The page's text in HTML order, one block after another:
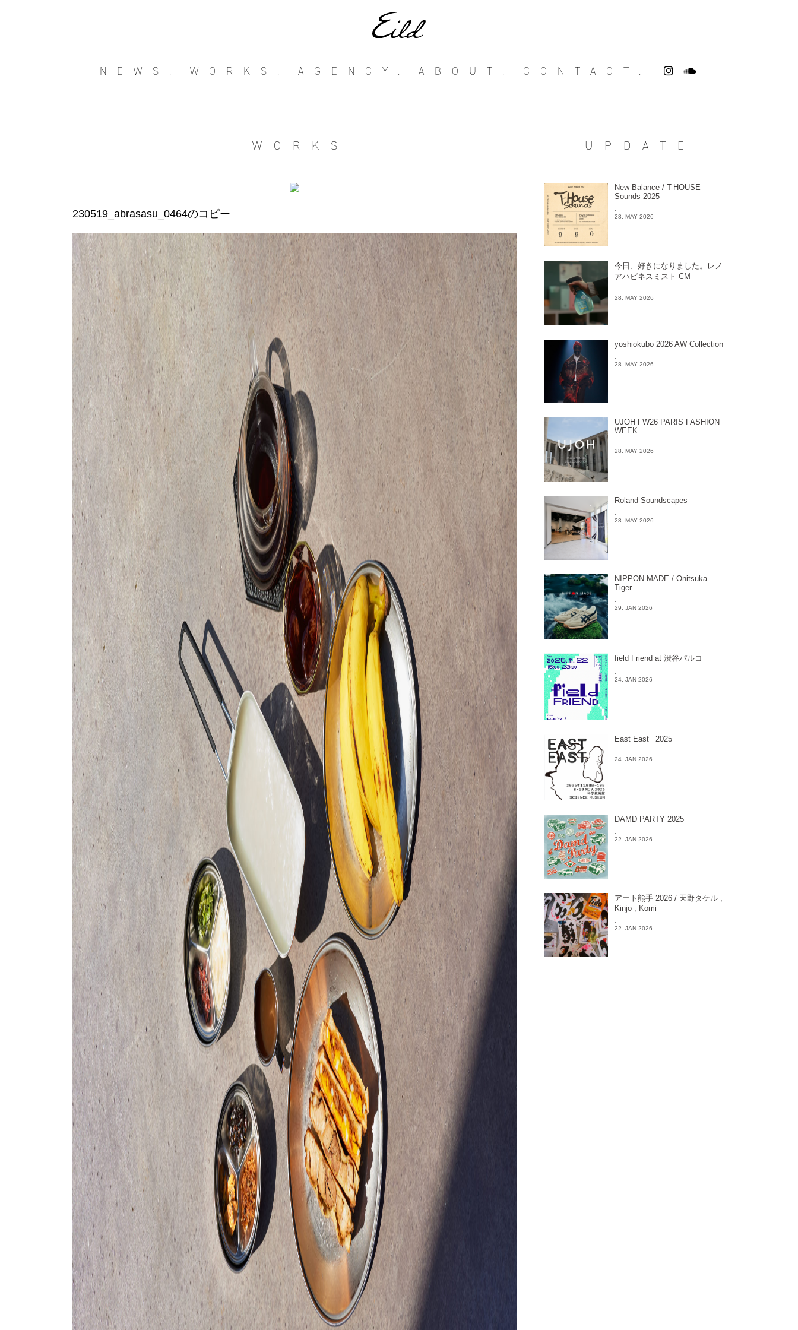
NEWS. WORKS. AGENCY. ABOUT. CONTACT.
WORKS
230519_abrasasu_0464のコピー
UPDATE
New Balance / T-HOUSE
Sounds 2025
-
28. MAY 2026
今日、好きになりました。レノ
アハピネスミスト CM
-
28. MAY 2026
yoshiokubo 2026 AW Collection
-
28. MAY 2026
UJOH FW26 PARIS FASHION
WEEK
-
28. MAY 2026
Roland Soundscapes
-
28. MAY 2026
NIPPON MADE / Onitsuka
Tiger
-
29. JAN 2026
field Friend at 渋谷パルコ
-
24. JAN 2026
East East_ 2025
-
24. JAN 2026
DAMD PARTY 2025
-
22. JAN 2026
アート熊手 2026 / 天野タケル ,
Kinjo , Komi
-
22. JAN 2026